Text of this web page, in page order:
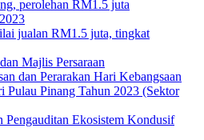
perolehan RM1.5 juta
jualan RM1.5 juta, tingkat
Majlis Persaraan
dan Perarakan Hari Kebangsaan
Pulau Pinang Tahun 2023 (Sektor
Pengauditan Ekosistem Kondusif